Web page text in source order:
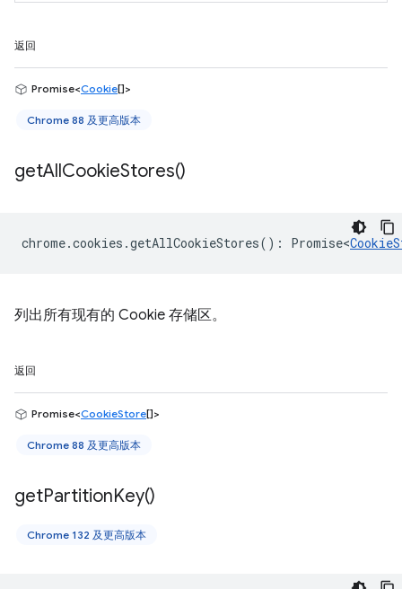
返回
Promise<Cookie[]>
Chrome 88 及更高版本
getAllCookieStores()
chrome.cookies .getAllCookieStores() : Promise<
列出所有现有的 Cookie 存储区。
返回
Promise<CookieStore[]>
Chrome 88 及更高版本
getPartitionKey()
Chrome 132 及更高版本